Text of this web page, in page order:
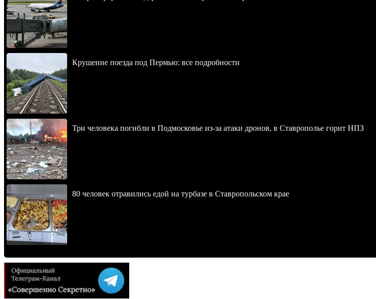
Крушение поезда под Пермью: все подробности
Три человека погибли в Подмосковье из-за атаки дронов, в Ставрополье горит НПЗ
80 человек отравились едой на турбазе в Ставропольском крае